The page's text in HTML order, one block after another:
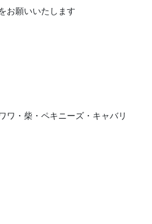
お願いいたします
ワ・柴・ペキニーズ・キャバリ